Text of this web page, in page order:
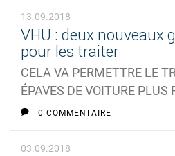
13.09.2018
VHU : deux nouveaux
pour les traiter
CELA VA PERMETTRE LE
ÉPAVES DE VOITURE PLUS
0 COMMENTAIRE
03.09.2018